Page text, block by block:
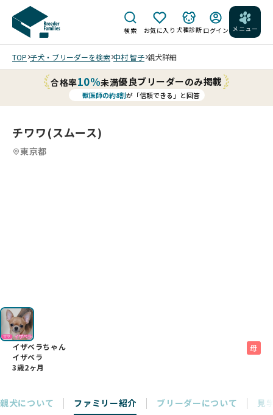
検索 お気に入り 犬種診断 ログイン メニュー
TOP 子犬・ブリーダーを検索 中村 智子 親犬詳細
合格率10%未満優良ブリーダーのみ掲載
獣医師の約8割が「信頼できる」と回答
チワワ(スムース)
東京都
イザベラちゃん
イザベラ
3歳2ヶ月
母
親犬について ファミリー紹介 ブリーダーについて 見